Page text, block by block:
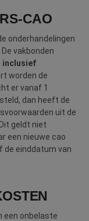
CAO
onderhandelingen
vakbonden
inclusief
worden de
er vanaf 1
dan heeft de
uit de
geldt niet
een nieuwe cao
de einddatum van
een onbelaste